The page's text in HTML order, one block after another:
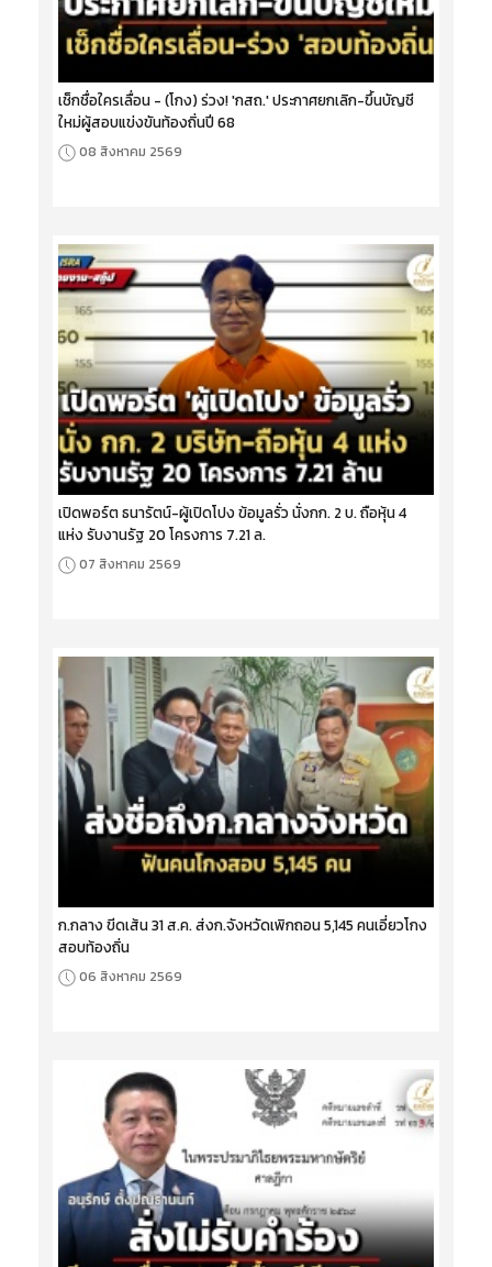
เช็กชื่อใครเลื่อน - (โกง) ร่วง! 'กสถ.' ประกาศยกเลิก-ขึ้นบัญชี
ใหม่ผู้สอบแข่งขันท้องถิ่นปี 68
08 สิงหาคม 2569
เปิดพอร์ต ธนารัตน์-ผู้เปิดโปง ข้อมูลรั่ว นั่งกก. 2 บ. ถือหุ้น 4
แห่ง รับงานรัฐ 20 โครงการ 7.21 ล.
07 สิงหาคม 2569
ก.กลาง ขีดเส้น 31 ส.ค. ส่งก.จังหวัดเพิกถอน 5,145 คนเอี่ยวโกง
สอบท้องถิ่น
06 สิงหาคม 2569